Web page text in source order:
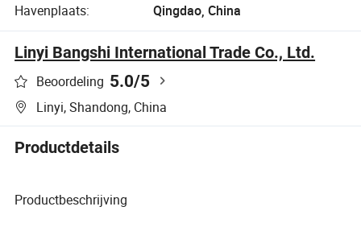
Havenplaats:
Qingdao, China
Linyi Bangshi International Trade Co., Ltd.
Beoordeling 5.0/5
Linyi, Shandong, China
Productdetails
Productbeschrijving